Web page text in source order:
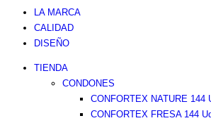
LA MARCA
CALIDAD
DISEÑO
TIENDA
CONDONES
CONFORTEX NATURE 144
CONFORTEX FRESA 144